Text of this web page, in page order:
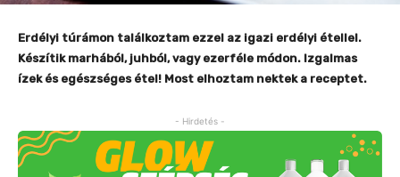
Erdélyi túrámon találkoztam ezzel az igazi erdélyi étellel.
Készítik marhából, juhból, vagy ezerféle módon. Izgalmas
ízek és egészséges étel! Most elhoztam nektek a receptet.
- Hirdetés -